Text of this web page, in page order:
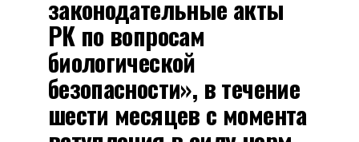
законодательные акты
РК по вопросам
биологической
безопасности», в течение
шести месяцев с момента